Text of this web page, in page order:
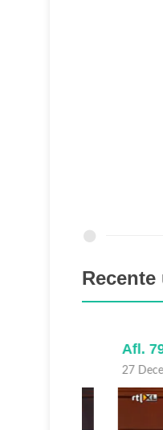
Afl. 79
27 December